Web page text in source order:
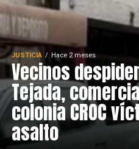
JUSTICIA Hace 2 meses
Vecinos
Tejada,
colonia CROC
asalto